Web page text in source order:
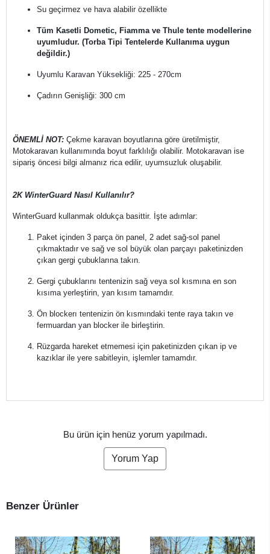
Su geçirmez ve hava alabilir özellikte
Tüm Kasetli Dometic, Fiamma ve Thule tente modellerine
uyumludur. (Torba Tipi Tentelerde Kullanıma uygun
değildir.)
Uyumlu Karavan Yüksekliği: 225 - 270cm
Çadırın Genişliği: 300 cm
ÖNEMLİ NOT: Çekme karavan boyutlarına göre üretilmiştir,
Motokaravan kullanımında boyut farklılığı olabilir. Motokaravan ise
sipariş öncesi bilgi almanız rica edilir, uyumsuzluk oluşabilir.
2K WinterGuard Nasıl Kullanılır?
WinterGuard kullanmak oldukça basittir. İşte adımlar:
Paket içinden 3 parça ön panel, 2 adet sağ-sol panel
çıkmaktadır ve sağ ve sol büyük olan parçayı paketinizden
çıkan gergi çubuklarına takın.
Gergi çubuklarını tentenizin sağ veya sol kısmına en son
kısıma yerleştirin, yan kısım tamamdır.
Ön blockerı tentenizin ön kısmındaki tente raya takın ve
fermuardan yan blocker ile birleştirin.
Rüzgarda hareket etmemesi için paketinizden çıkan ip ve
kazıklar ile yere sabitleyin, işlemler tamamdır.
Bu ürün için henüz yorum yapılmadı.
Yorum Yap
Benzer Ürünler